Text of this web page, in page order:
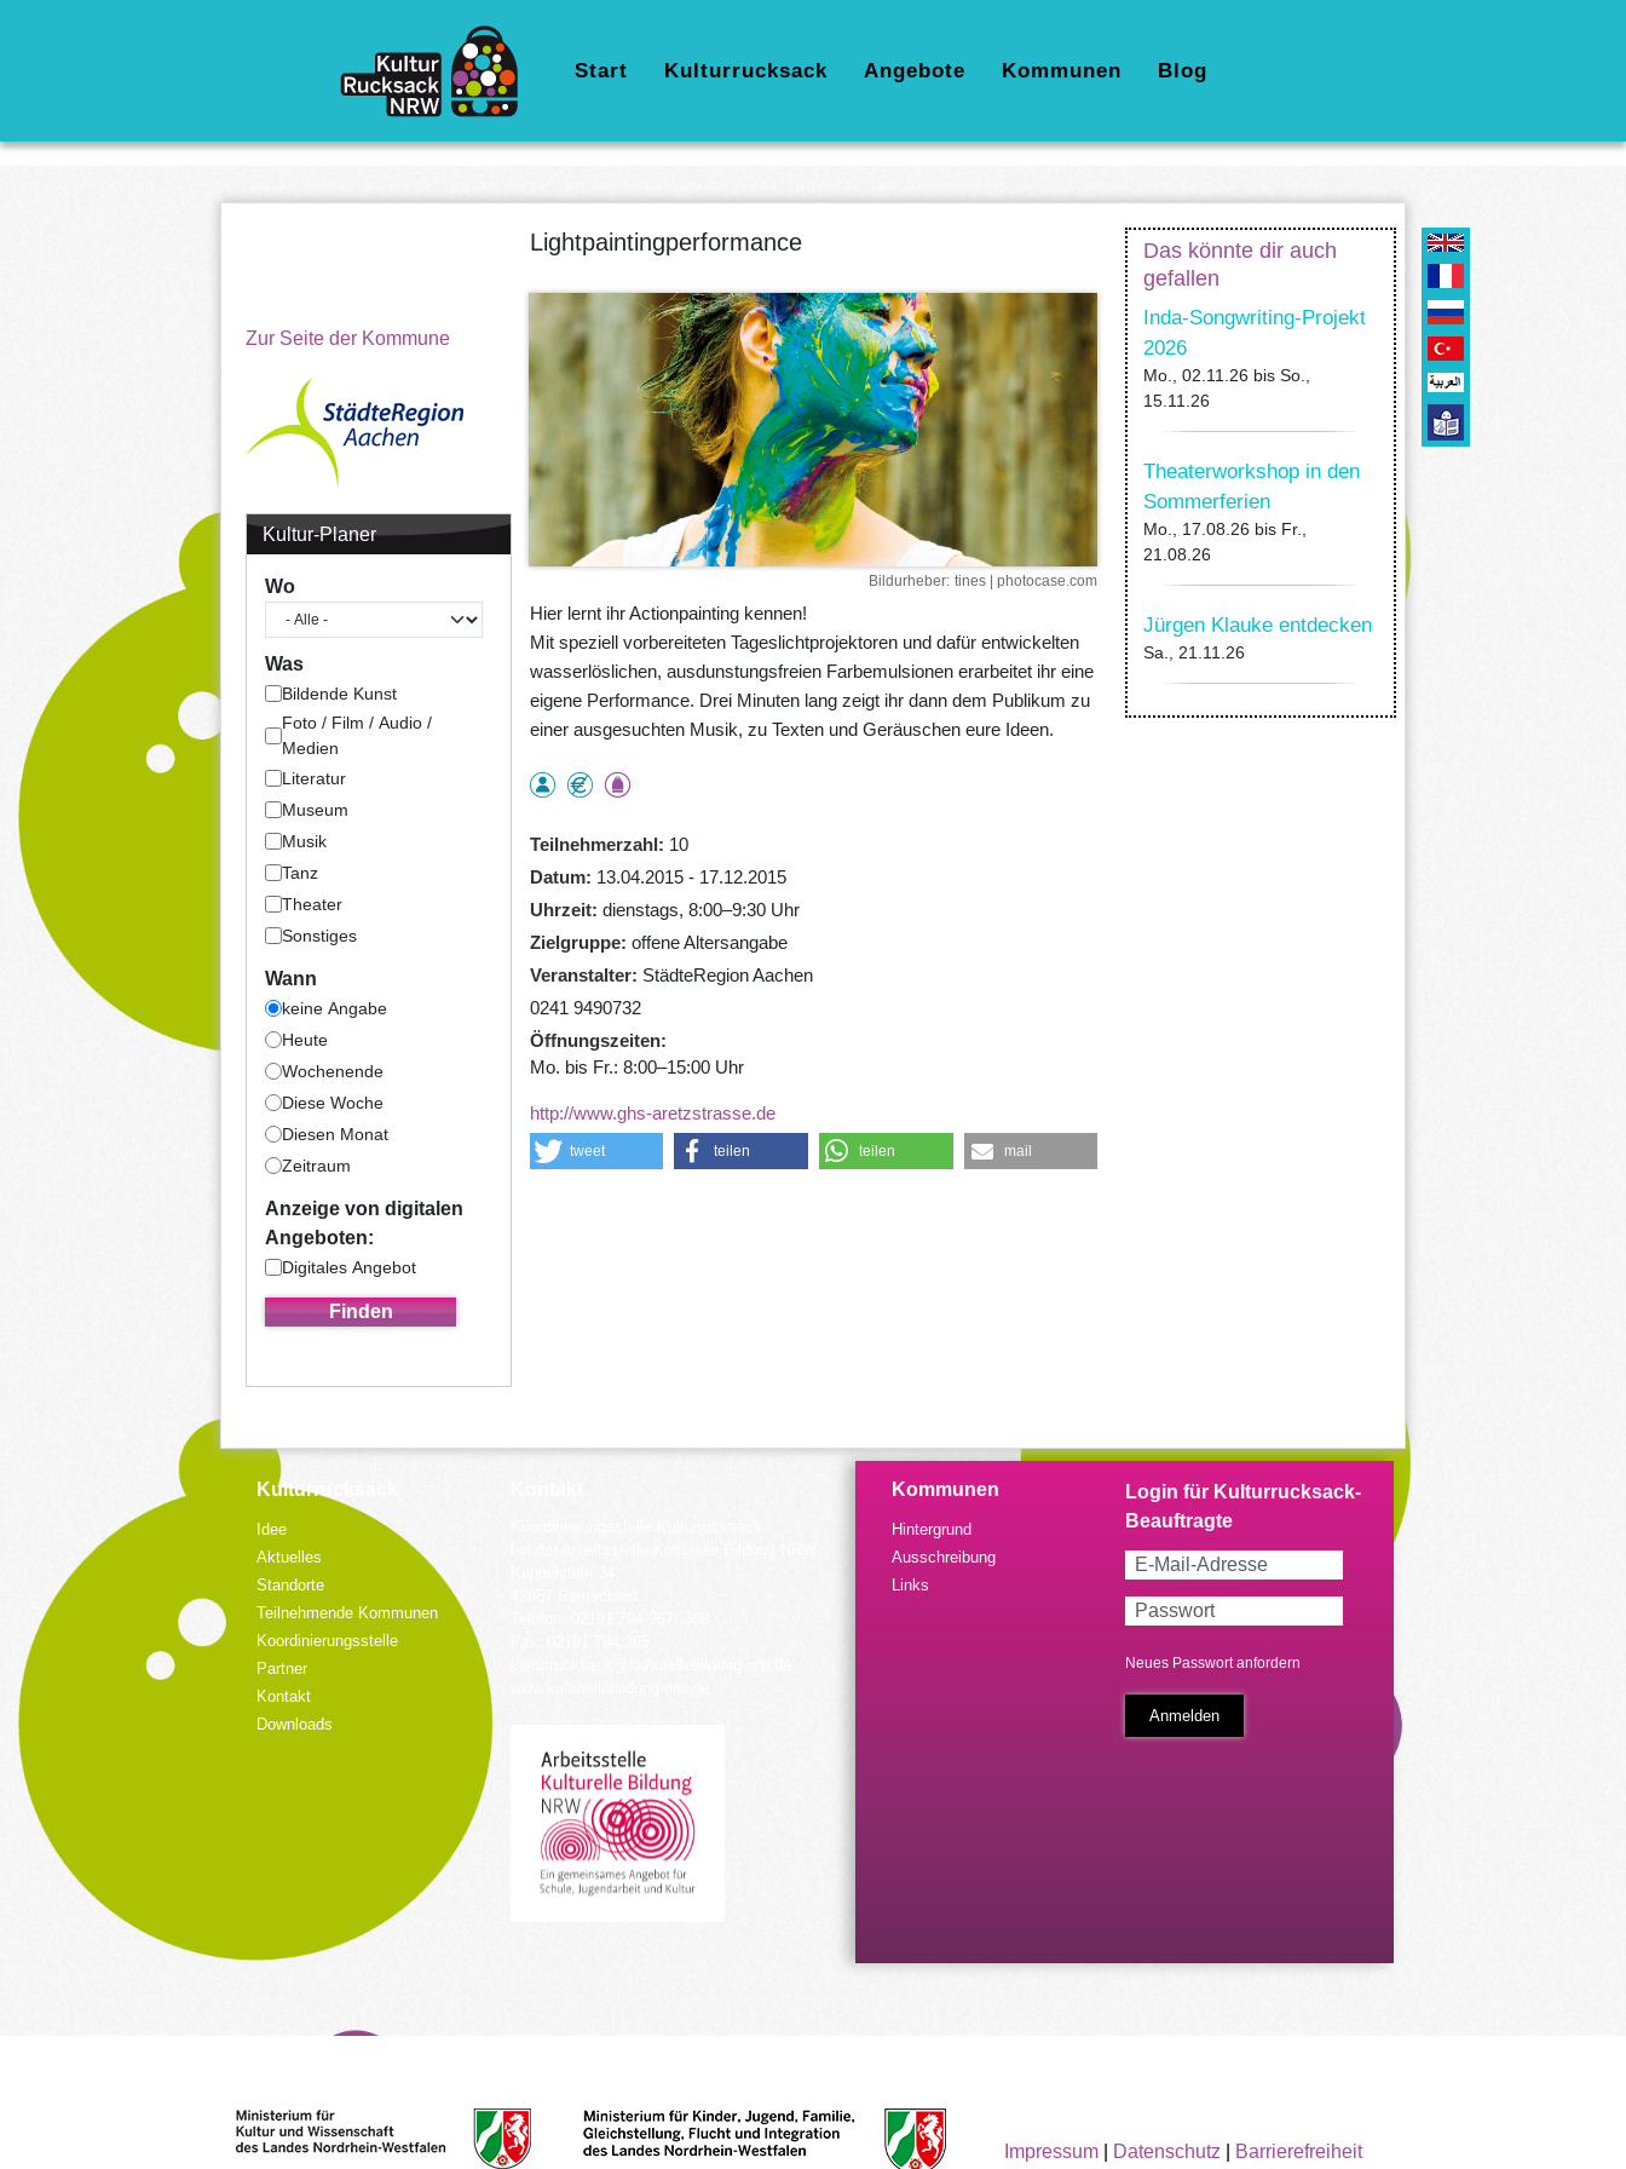
Hauptnavigation
Start Kulturrucksack Angebote Kommunen Blog
Zur Seite der Kommune
Kultur-Planer
Wo
Was
Bildende Kunst
Foto / Film / Audio /
Medien
Literatur
Museum
Musik
Tanz
Theater
Sonstiges
Wann
keine Angabe
Heute
Wochenende
Diese Woche
Diesen Monat
Zeitraum
Anzeige von digitalen
Angeboten:
Digitales Angebot
Lightpaintingperformance
Bildurheber tines | photocase.com
Hier lernt ihr Actionpainting kennen!
Mit speziell vorbereiteten Tageslichtprojektoren und dafür entwickelten
wasserlöslichen, ausdunstungsfreien Farbemulsionen erarbeitet ihr eine
eigene Performance. Drei Minuten lang zeigt ihr dann dem Publikum zu
einer ausgesuchten Musik, zu Texten und Geräuschen eure Ideen.
Teilnehmerzahl
10
Datum
13.04.2015 - 17.12.2015
Uhrzeit dienstags, 8:00–9:30 Uhr
Zielgruppe offene Altersangabe
Veranstalter
StädteRegion Aachen
0241 9490732
Öffnungszeiten
Mo. bis Fr.: 8:00–15:00 Uhr
http://www.ghs-aretzstrasse.de
tweet teilen teilen mail
Das könnte dir auch
gefallen
Inda-Songwriting-Projekt
2026
Mo., 02.11.26 bis So.,
15.11.26
Theaterworkshop in den
Sommerferien
Mo., 17.08.26 bis Fr.,
21.08.26
Jürgen Klauke entdecken
Sa., 21.11.26
Kulturrucksack
Idee
Aktuelles
Standorte
Teilnehmende Kommunen
Koordinierungsstelle
Partner
Kontakt
Downloads
Kommunen
Hintergrund
Ausschreibung
Links
Neues Passwort anfordern
Impressum| Datenschutz Barrierefreiheit